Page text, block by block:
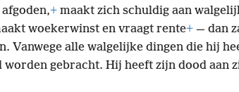
+ maakt zich schuldig aan
woekerwinst en vraagt rente+ — dan
Vanwege alle walgelijke dingen die hij
gebracht. Hij heeft zijn dood aan